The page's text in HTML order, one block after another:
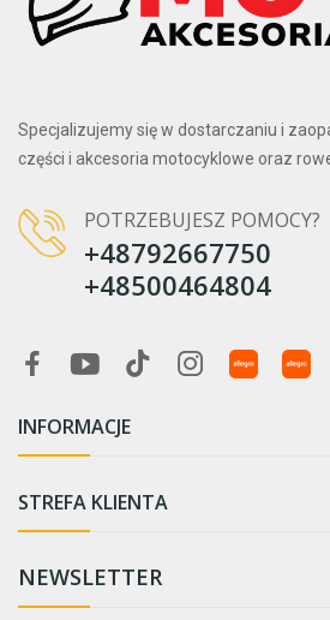
Specjalizujemy się w dostarczaniu i
części i akcesoria motocyklowe oraz
POTRZEBUJESZ POMOCY?
+48792667750
+48500464804
INFORMACJE
STREFA KLIENTA
NEWSLETTER